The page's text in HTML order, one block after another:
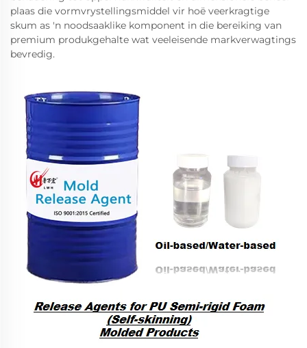
plaas die vormvrystellingsmiddel vir hoë veerkragtige
skum as 'n noodsaaklike komponent in die bereiking van
premium produkgehalte wat veeleisende markverwagtings
bevredig.